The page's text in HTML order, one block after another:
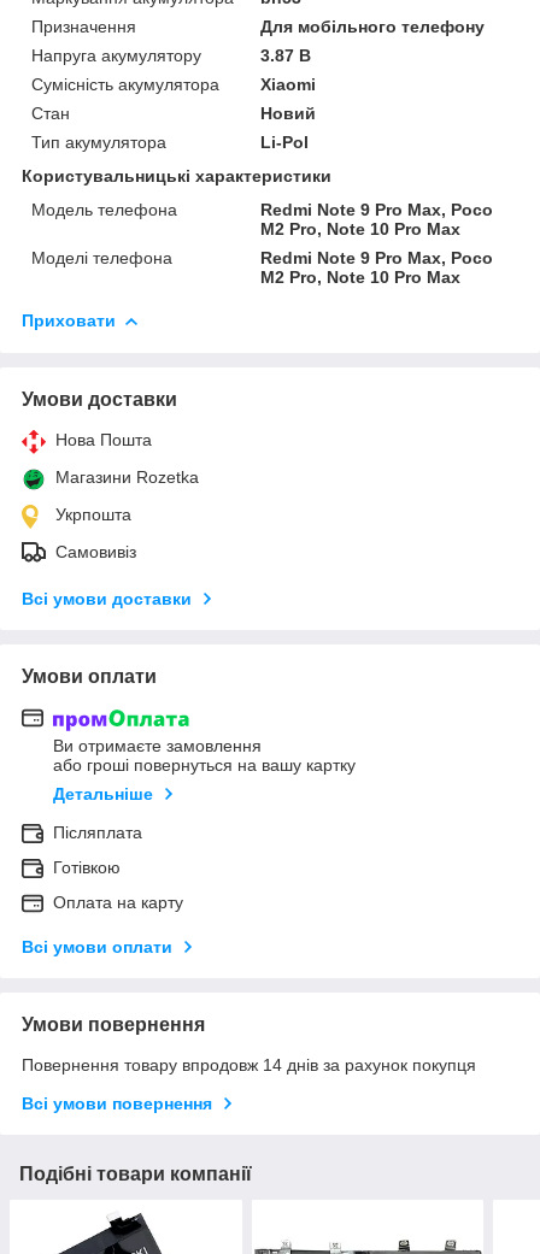
Призначення
Для мобільного телефону
Напруга акумулятору
3.87 В
Сумісність акумулятора
Xiaomi
Стан
Новий
Тип акумулятора
Li-Pol
Користувальницькі характеристики
Модель телефона
Redmi Note 9 Pro Max, Poco
M2 Pro, Note 10 Pro Max
Моделі телефона
Redmi Note 9 Pro Max, Poco
M2 Pro, Note 10 Pro Max
Приховати
Умови доставки
Нова Пошта
Магазини Rozetka
Укрпошта
Самовивіз
Всі умови доставки
Умови оплати
Ви отримаєте замовлення
або гроші повернуться на вашу картку
Детальніше
Післяплата
Готівкою
Оплата на карту
Всі умови оплати
Умови повернення
Повернення товару впродовж 14 днів за рахунок покупця
Всі умови повернення
Подібні товари компанії